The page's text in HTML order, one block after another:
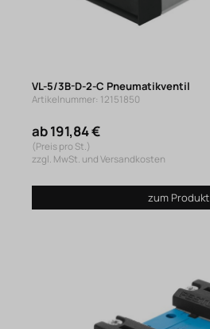
VL-5/3B-D-2-C Pneumatikventil
Artikelnummer: 12151850
ab 191,84 €
(Preis pro St.)
zzgl. MwSt. und Versandkosten
zum Produkt